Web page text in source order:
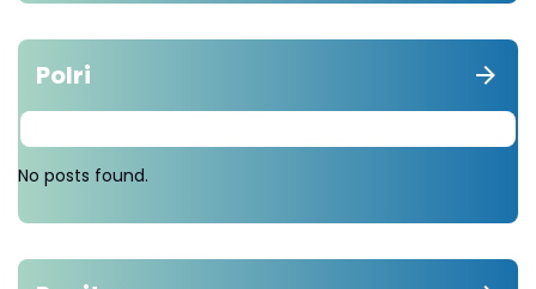
Polri
No posts found.